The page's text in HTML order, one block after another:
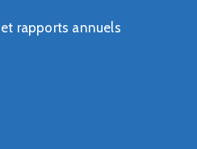
rapports annuels